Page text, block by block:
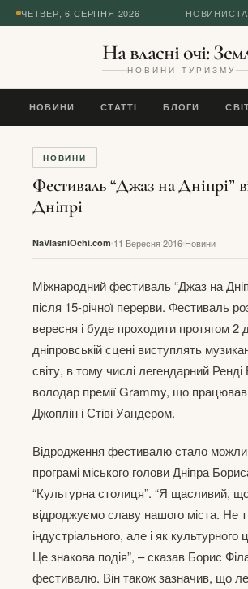
ЧЕТВЕР, 6 СЕРПНЯ 2026 НОВИНИ
На власні очі:
НОВИНИ ТУРИЗМУ
НОВИНИ СТАТТІ БЛОГИ
НОВИНИ
Фестиваль “Джаз на Дніпрі”
Дніпрі
NaVlasniOchi.com 11 Вересня 2016 Новини
Міжнародний фестиваль “Джаз на
після 15-річної перерви. Фестиваль
вересня і буде проходити протягом 2
дніпровській сцені виступлять
світу, в тому числі легендарний Ренді
володар премії Grammy, що
Джоплін і Стіві Уандером.
Відродження фестивалю стало
програмі міського голови Дніпра
“Культурна столиця”. “Я щасливий,
відроджуємо славу нашого міста. Не
індустріального, але і як культурного
Це знакова подія”, – сказав Борис
фестивалю. Він також зазначив, що